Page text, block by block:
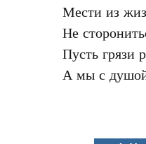
Мести из
Не
Пусть грязи
А мы с